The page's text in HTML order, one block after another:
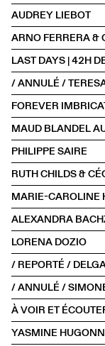
AUDREY LIEBOT
LAST DAYS | 42H
FOREVER
PHILIPPE SAIRE
RUTH CHILDS &
LORENA DOZIO
À VOIR ET